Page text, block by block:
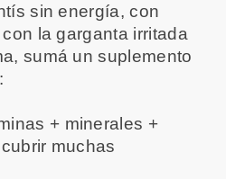
sin energía, con
la garganta irritada
sumá un suplemento
+ minerales +
muchas